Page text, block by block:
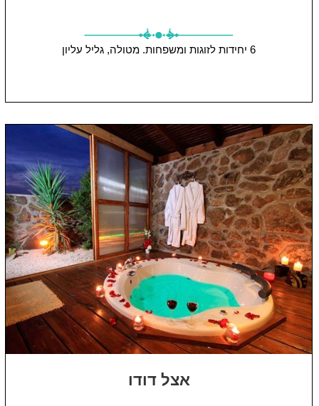
6 יחידות לזוגות ומשפחות. מטולה, גליל עליון
אצל דודו